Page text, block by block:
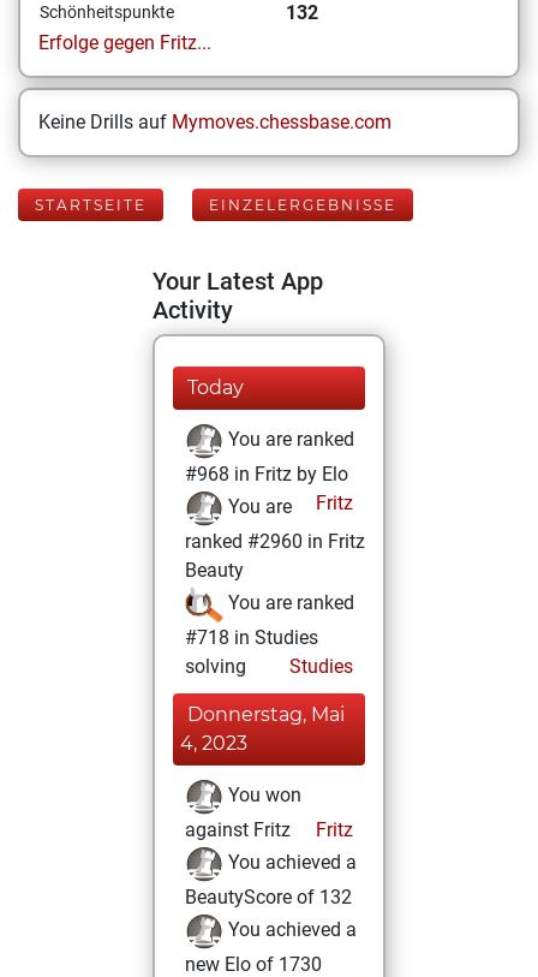
Schönheitspunkte
132
Erfolge gegen Fritz...
Keine Drills auf Mymoves.chessbase.com
STARTSEITE EINZELERGEBNISSE
Your Latest App
Activity
Today
You are ranked
#968 in Fritz by Elo
Fritz
You are
ranked #2960 in Fritz
Beauty
You are ranked
#718 in Studies
solving
Studies
Donnerstag, Mai
4, 2023
You won
against Fritz
Fritz
You achieved a
BeautyScore of 132
You achieved a
new Elo of 1730